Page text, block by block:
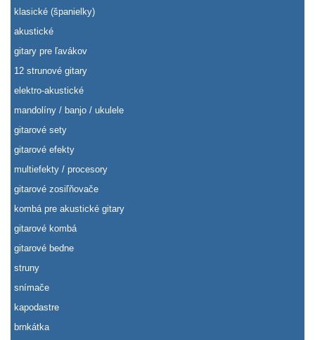
klasické (španielky)
akustické
gitary pre ľavákov
12 strunové gitary
elektro-akustické
mandolíny / banjo / ukulele
gitarové sety
gitarové efekty
multiefekty / procesory
gitarové zosiľňovače
kombá pre akustické gitary
gitarové kombá
gitarové bedne
struny
snímače
kapodastre
brnkátka